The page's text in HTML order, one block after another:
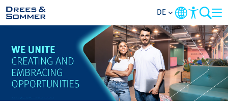
ÜBERSICHT
ÜBER UNS
DE